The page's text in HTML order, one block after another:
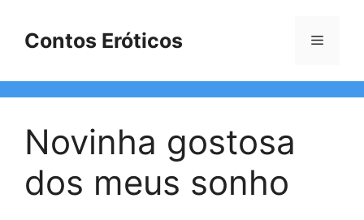
Contos Eróticos Menu
Novinha gostosa
dos meus sonho